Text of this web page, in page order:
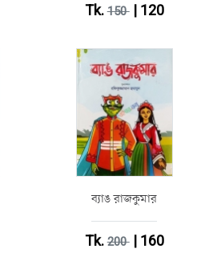
Tk.150| 120
ব্যাঙ রাজকুমার
Tk.200| 160